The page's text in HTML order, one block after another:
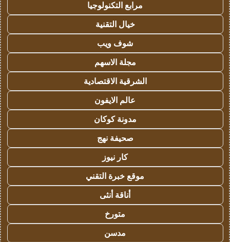
مرابع التكنولوجيا
خيال التقنية
شوف ويب
مجلة الاسهم
الشرقية الاقتصادية
عالم الايفون
مدونة كوكان
صحيفة نهج
كار نيوز
موقع خبرة التقني
أناقة أنثى
متورخ
مدسن